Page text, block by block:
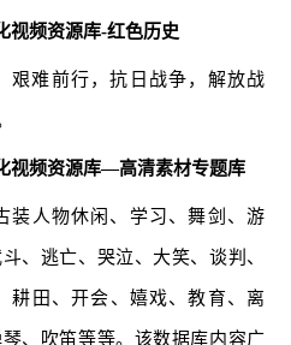
视频资源库-红色历史
艰难前行，抗日战争，解放战
视频资源库—高清素材专题库
装人物休闲、学习、舞剑、游
、逃亡、哭泣、大笑、谈判、
耕田、开会、嬉戏、教育、离
、吹笛等等。该数据库内容广